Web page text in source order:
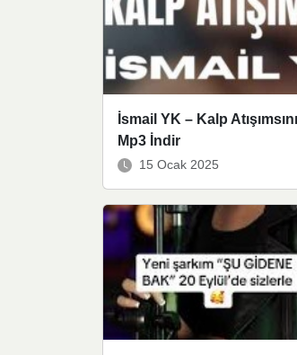
İsmail YK – Kalp
Mp3 İndir
15 Ocak 2025